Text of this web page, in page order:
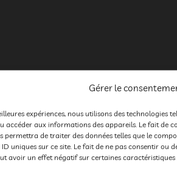
Gérer le
expériences, nous utilisons des technologies
accéder aux informations des appareils. Le fait de
permettra de traiter des données telles que le
uniques sur ce site. Le fait de ne pas consentir ou
avoir un effet négatif sur certaines caractéristiques